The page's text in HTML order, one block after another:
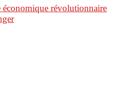
révolutionnaire